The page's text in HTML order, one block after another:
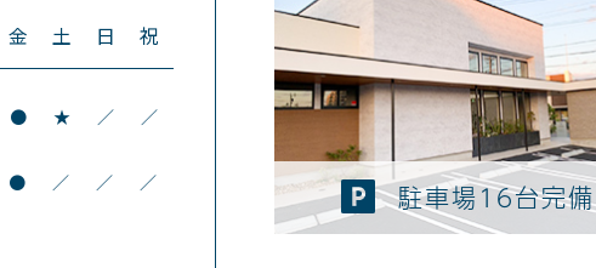
金 土 日 祝
● ★ ／ ／
● ／ ／ ／ 駐車場16台完備